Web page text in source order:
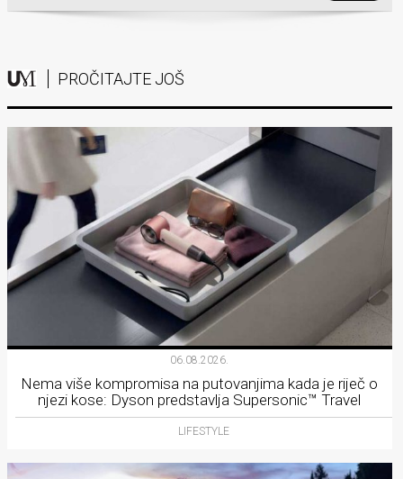
PROČITAJTE JOŠ
06.08.2026.
Nema više kompromisa na putovanjima kada je riječ o
njezi kose: Dyson predstavlja Supersonic™ Travel
LIFESTYLE